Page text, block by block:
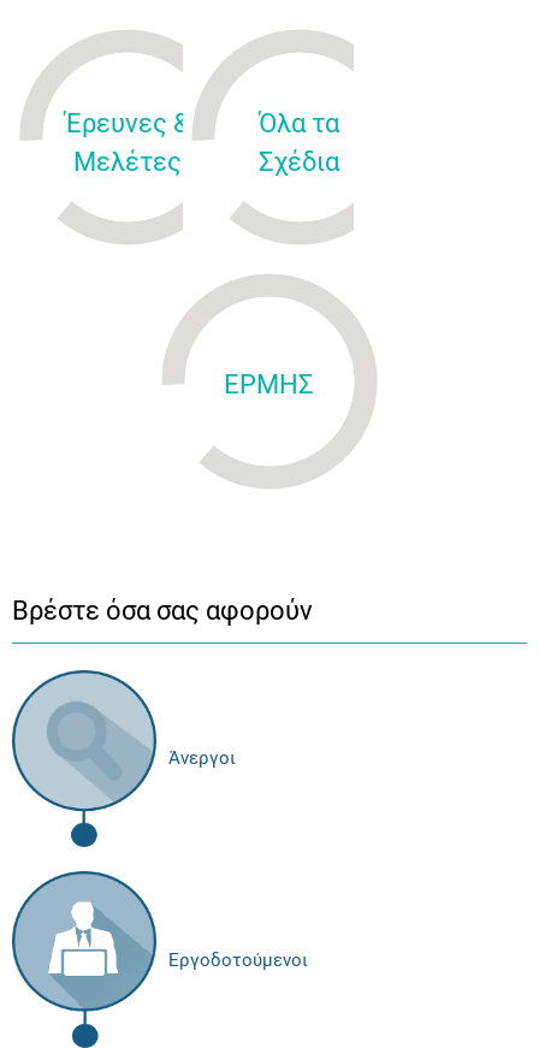
Έρευνες &
Μελέτες
Όλα τα
Σχέδια
ΕΡΜΗΣ
Βρέστε όσα σας αφορούν
Άνεργοι
Εργοδοτούμενοι